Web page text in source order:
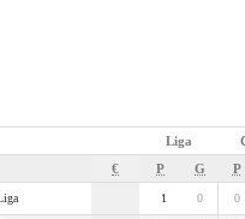
Liga
€ P G P
1 0 0